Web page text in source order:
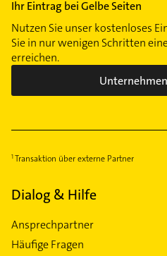
Ihr Eintrag bei Gelbe Seiten
Nutzen Sie unser kostenloses
Sie in nur wenigen Schritten
erreichen.
Transaktion über externe Partner
Dialog & Hilfe
Ansprechpartner
Häufige Fragen